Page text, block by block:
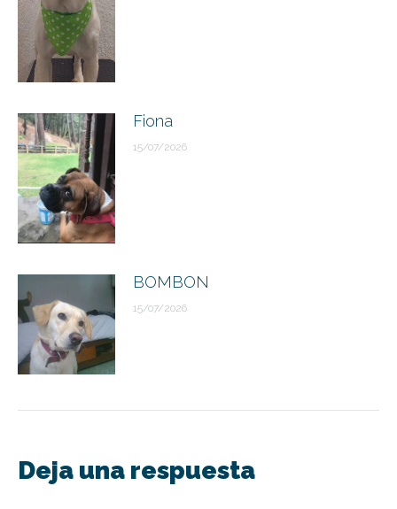
Fiona
15/07/2026
BOMBON
15/07/2026
Deja una respuesta